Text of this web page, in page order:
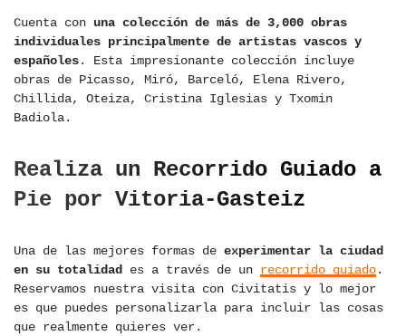
Cuenta con una colección de más de 3,000 obras
individuales principalmente de artistas vascos y
españoles. Esta impresionante colección incluye
obras de Picasso, Miró, Barceló, Elena Rivero,
Chillida, Oteiza, Cristina Iglesias y Txomin
Badiola.
Realiza un Recorrido Guiado a
Pie por Vitoria-Gasteiz
Una de las mejores formas de experimentar la ciudad
en su totalidad es a través de un recorrido guiado.
Reservamos nuestra visita con Civitatis y lo mejor
es que puedes personalizarla para incluir las cosas
que realmente quieres ver.